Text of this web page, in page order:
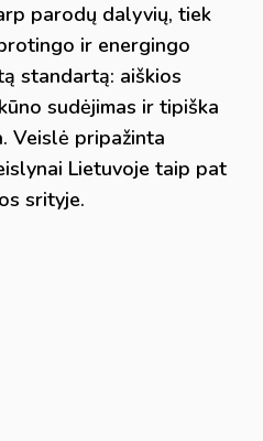
parodų dalyvių, tiek
ir energingo
standartą: aiškios
sudėjimas ir tipiška
Veislė pripažinta
Lietuvoje taip pat
srityje.